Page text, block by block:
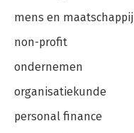
mens en maatschappij
non-profit
ondernemen
organisatiekunde
personal finance